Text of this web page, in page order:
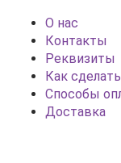
О нас
Контакты
Реквизиты
Как
Способы
Доставка